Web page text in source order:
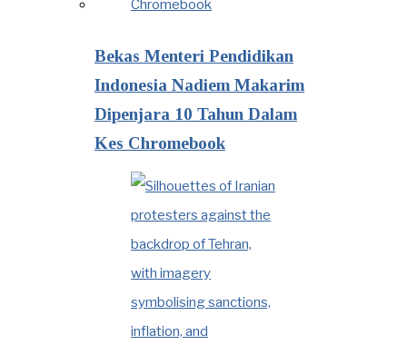
Bekas Menteri Pendidikan
Indonesia Nadiem Makarim
Dipenjara 10 Tahun Dalam
Kes Chromebook